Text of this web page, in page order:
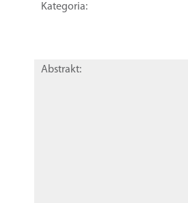
Kategoria:
Abstrakt: